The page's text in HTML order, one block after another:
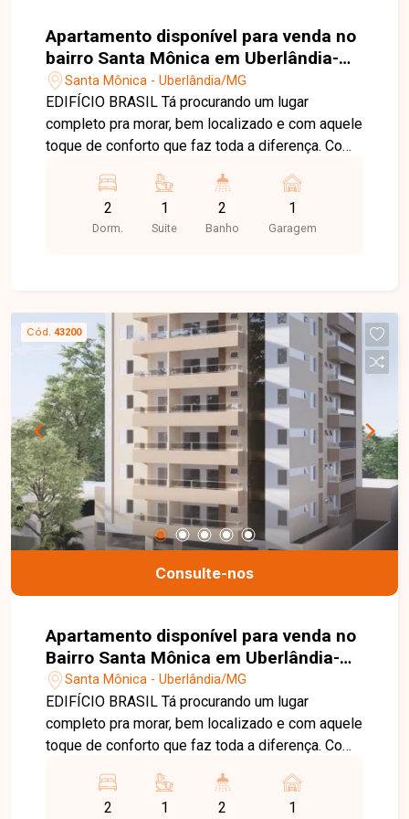
Apartamento disponível para venda no
bairro Santa Mônica em Uberlândia-
MGSanta Mônica - Uberlândia/MG
EDIFÍCIO BRASIL Tá procurando um lugar
completo pra morar, bem localizado e com aquele
toque de conforto que faz toda a diferença. Com
uma planta inteligente e bem distribuída, com
metragens que vão de 58,55m² a 145m²,
garantindo espaço e conforto em cada detalhe.
perfeito para receber amigos ou relaxar com a
família. Tudo isso numa localização estratégica,
com fácil acesso a tudo que você precisa:
comércio, serviços, transporte e educação.
Nossa equipe está pronta para tirar suas dúvidas
e te acompanhar em cada etapa do processo.
Fale conosco pelo telefone ou WhatsApp: (34)
3230-9914, ou, se preferir, venha até uma de
nossas unidades e converse pessoalmente com
um dos nossos consultores. Estamos aqui para
te ajudar a encontrar o imóvel ideal!
2
Dorm.
1
Suite
2
Banho
1
Garagem
Cód. 43200
Consulte-nos
Apartamento disponível para venda no
Bairro Santa Mônica em Uberlândia-
MGSanta Mônica - Uberlândia/MG
EDIFÍCIO BRASIL Tá procurando um lugar
completo pra morar, bem localizado e com aquele
toque de conforto que faz toda a diferença. Com
uma planta inteligente e bem distribuída, com
metragens que vão de 58,55m² a 145m²,
2 1 2 1